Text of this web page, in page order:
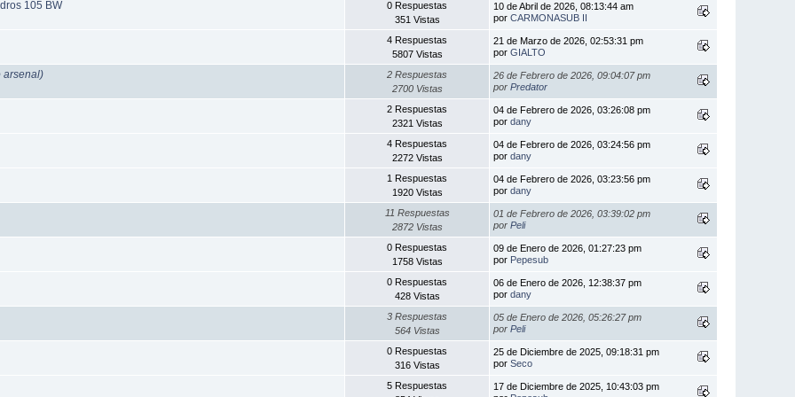
105 BW
0 Respuestas
351 Vistas
10 de Abril de 2026, 08:13:44 am
porCARMONASUB II
4 Respuestas
5807 Vistas
21 de Marzo de 2026, 02:53:31 pm
porGIALTO
arsenal)
2 Respuestas
2700 Vistas
26 de Febrero de 2026, 09:04:07 pm
porPredator
2 Respuestas
2321 Vistas
04 de Febrero de 2026, 03:26:08 pm
pordany
4 Respuestas
2272 Vistas
04 de Febrero de 2026, 03:24:56 pm
pordany
1 Respuestas
1920 Vistas
04 de Febrero de 2026, 03:23:56 pm
pordany
11 Respuestas
2872 Vistas
01 de Febrero de 2026, 03:39:02 pm
porPeli
0 Respuestas
1758 Vistas
09 de Enero de 2026, 01:27:23 pm
por Pepesub
0 Respuestas
428 Vistas
06 de Enero de 2026, 12:38:37 pm
pordany
3 Respuestas
564 Vistas
05 de Enero de 2026, 05:26:27 pm
porPeli
0 Respuestas
316 Vistas
25 de Diciembre de 2025, 09:18:31 pm
porSeco
5 Respuestas
17 de Diciembre de 2025, 10:43:03 pm